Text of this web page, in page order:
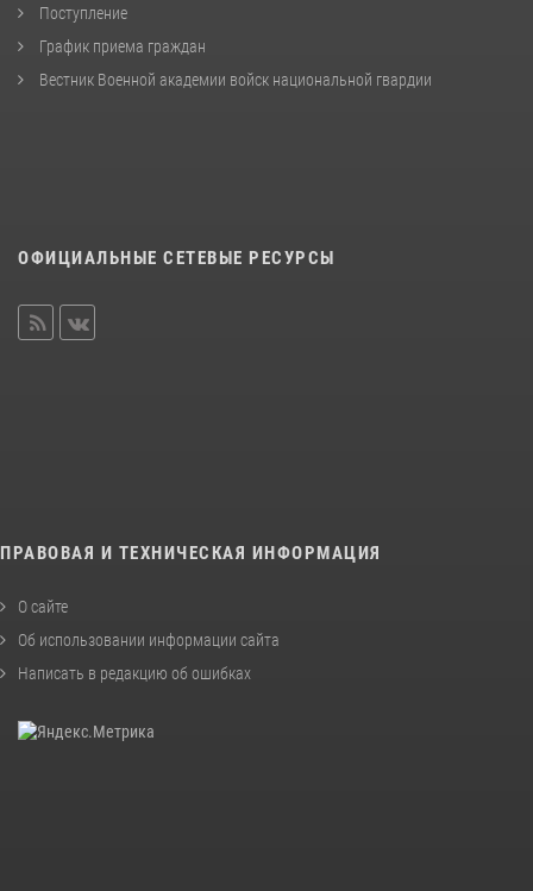
Поступление
График приема граждан
Вестник Военной академии войск национальной гвардии
ОФИЦИАЛЬНЫЕ СЕТЕВЫЕ РЕСУРСЫ
ПРАВОВАЯ И ТЕХНИЧЕСКАЯ ИНФОРМАЦИЯ
О сайте
Об использовании информации сайта
Написать в редакцию об ошибках